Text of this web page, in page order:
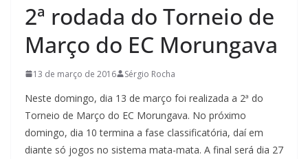
2ª rodada do Torneio de
Março do EC Morungava
13 de março de 2016 Sérgio Rocha
Neste domingo, dia 13 de março foi realizada a 2ª do
Torneio de Março do EC Morungava. No próximo
domingo, dia 10 termina a fase classificatória, daí em
diante só jogos no sistema mata-mata. A final será dia 27